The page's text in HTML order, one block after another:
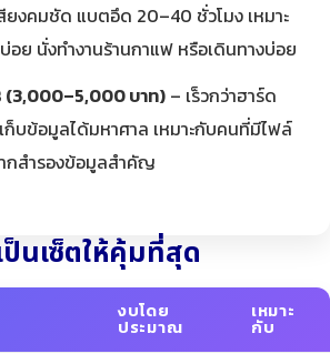
ยงคมชัด แบตอึด 20–40 ชั่วโมง เหมาะ
ย นั่งทำงานร้านกาแฟ หรือเดินทางบ่อย
(3,000–5,000 บาท) – เร็วกว่าฮาร์ด
ก็บข้อมูลได้มหาศาล เหมาะกับคนที่มีไฟล์
กสำรองข้อมูลสำคัญ
ป็นเซ็ตให้คุ้มที่สุด
งบโดย
ประมาณ
เหมาะ
กับ